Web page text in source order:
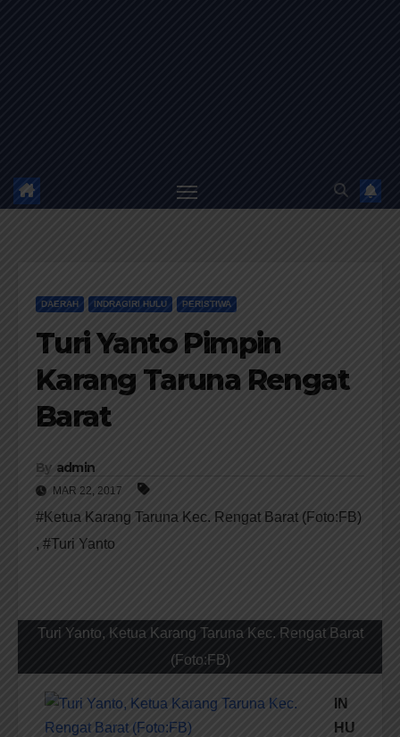
DAERAH INDRAGIRI HULU PERISTIWA
Turi Yanto Pimpin
Karang Taruna Rengat
Barat
By admin
MAR 22, 2017
#Ketua Karang Taruna Kec. Rengat Barat (Foto:FB)
, #Turi Yanto
Turi Yanto, Ketua Karang Taruna Kec. Rengat Barat
(Foto:FB)
IN
HU